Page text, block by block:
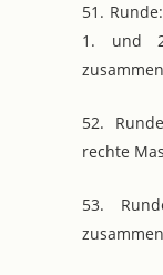
51.
1. und
52.
rechte
53.